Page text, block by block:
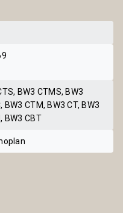
BW3 CTMS, BW3
BW3 CTM, BW3 CT, BW3
BW3 CBT